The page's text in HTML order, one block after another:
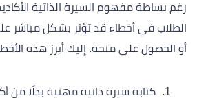
رغم بساطة مفهوم السيرة الذاتية
الطلاب في أخطاء قد تؤثر بشكل مباشر
أو الحصول على منحة. إليك أبرز هذه
كتابة سيرة ذاتية مهنية بدلًا من